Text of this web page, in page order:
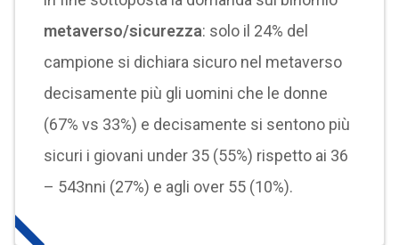
metaverso/sicurezza: solo il 24% del
campione si dichiara sicuro nel metaverso
decisamente più gli uomini che le donne
(67% vs 33%) e decisamente si sentono più
sicuri i giovani under 35 (55%) rispetto ai 36
– 543nni (27%) e agli over 55 (10%).